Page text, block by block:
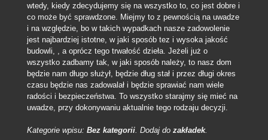
wtedy, kiedy zdecydujemy się na wszystko to, co jest dobre i
co może być sprawdzone. Miejmy to z pewnością na uwadze
i na względzie, bo w takich wypadkach nasze zadowolenie
jest najbardziej istotne, w jaki sposób tez i wysoka jakość
budowli, , a oprócz tego trwałość dzieła. Jeżeli już o
wszystko zadbamy tak, w jaki sposób należy, to nasz dom
będzie nam długo służył, będzie dług stał i przez długi okres
czasu będzie nas zadowalał i będzie sprawiać nam wiele
radości i bezpieczeństwa. To wszystko starajmy się mieć na
uwadze, przy dokonywaniu aktualnie tego rodzaju decyzji.
Kategorie wpisu: Bez kategorii. Dodaj do zakładek.